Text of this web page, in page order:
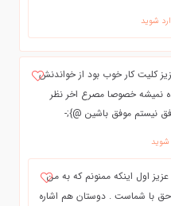
شوید
کلیت کار خوب بود از خواندنش
نمیشه خصوصا مصرع اخر نظر
نیستم موفق باشین @};-
شوید
اول اینکه ممنونم که به من
حق با شماست . دوستان هم اشاره